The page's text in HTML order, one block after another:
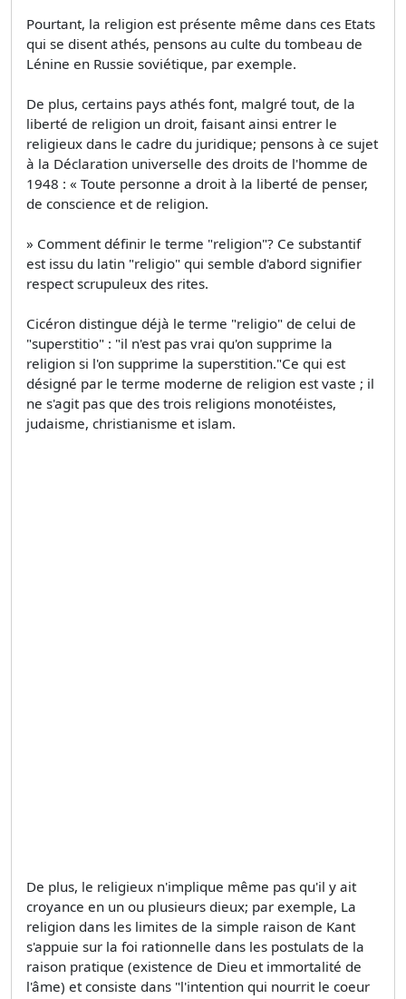
Pourtant, la religion est présente même dans ces Etats
qui se disent athés, pensons au culte du tombeau de
Lénine en Russie soviétique, par exemple.
De plus, certains pays athés font, malgré tout, de la
liberté de religion un droit, faisant ainsi entrer le
religieux dans le cadre du juridique; pensons à ce sujet
à la Déclaration universelle des droits de l'homme de
1948 : « Toute personne a droit à la liberté de penser,
de conscience et de religion.
» Comment définir le terme "religion"? Ce substantif
est issu du latin "religio" qui semble d'abord signifier
respect scrupuleux des rites.
Cicéron distingue déjà le terme "religio" de celui de
"superstitio" : "il n'est pas vrai qu'on supprime la
religion si l'on supprime la superstition."Ce qui est
désigné par le terme moderne de religion est vaste ; il
ne s'agit pas que des trois religions monotéistes,
judaisme, christianisme et islam.
De plus, le religieux n'implique même pas qu'il y ait
croyance en un ou plusieurs dieux; par exemple, La
religion dans les limites de la simple raison de Kant
s'appuie sur la foi rationnelle dans les postulats de la
raison pratique (existence de Dieu et immortalité de
l'âme) et consiste dans "l'intention qui nourrit le coeur